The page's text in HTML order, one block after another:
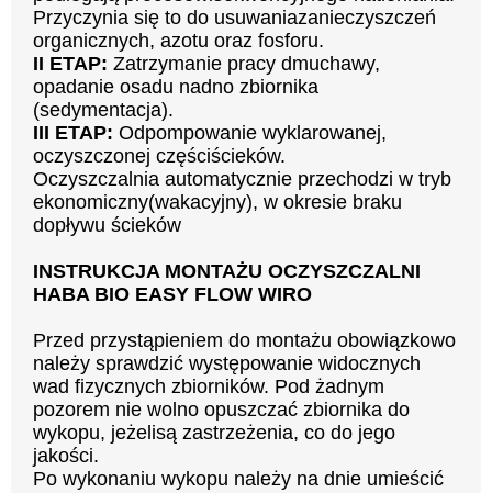
Przyczynia się to do usuwaniazanieczyszczeń
organicznych, azotu oraz fosforu.
II ETAP: Zatrzymanie pracy dmuchawy,
opadanie osadu nadno zbiornika
(sedymentacja).
III ETAP: Odpompowanie wyklarowanej,
oczyszczonej częściścieków.
Oczyszczalnia automatycznie przechodzi w tryb
ekonomiczny(wakacyjny), w okresie braku
dopływu ścieków
INSTRUKCJA MONTAŻU OCZYSZCZALNI
HABA BIO EASY FLOW WIRO
Przed przystąpieniem do montażu obowiązkowo
należy sprawdzić występowanie widocznych
wad fizycznych zbiorników. Pod żadnym
pozorem nie wolno opuszczać zbiornika do
wykopu, jeżelisą zastrzeżenia, co do jego
jakości.
Po wykonaniu wykopu należy na dnie umieścić